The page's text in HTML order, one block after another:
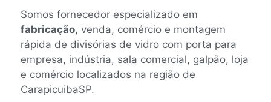
Somos fornecedor especializado em
fabricação, venda, comércio e montagem
rápida de divisórias de vidro com porta para
empresa, indústria, sala comercial, galpão, loja
e comércio localizados na região de
CarapicuibaSP.